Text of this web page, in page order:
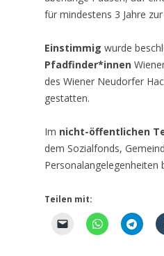
für mindestens 3 Jahre
Einstimmig wurde
Pfadfinder*innen
des Wiener Neudorfer
gestatten.
Im nicht-öffentlichen
dem Sozialfonds,
Personalangelegenheiten
Teilen mit: